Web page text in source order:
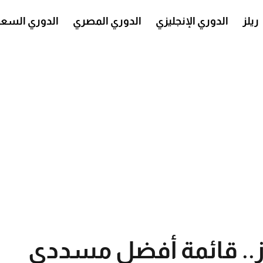
ريلز الدوري الإنجليزي الدوري المصري الدوري
قائمة أفضل مسددي